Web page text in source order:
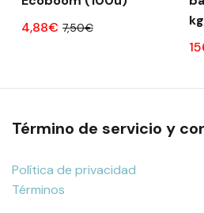
4,88€ 7,50€
Término de servicio y
Política de privacidad
Términos